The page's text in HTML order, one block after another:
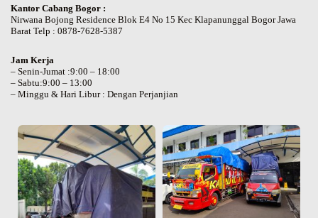
Kantor Cabang Bogor :
Nirwana Bojong Residence Blok E4 No 15 Kec Klapanunggal Bogor Jawa
Barat Telp : 0878-7628-5387
Jam Kerja
– Senin-Jumat :9:00 – 18:00
– Sabtu:9:00 – 13:00
– Minggu & Hari Libur : Dengan Perjanjian